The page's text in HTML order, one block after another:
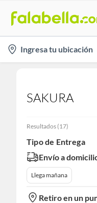
location-
icon
Ingresa tu ubicación
SAKURA
Resultados (17)
Tipo de Entrega
Envío a
Llega mañana
Retiro en un